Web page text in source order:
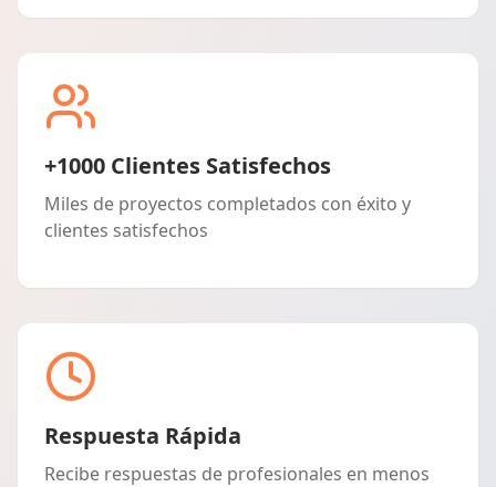
+1000 Clientes Satisfechos
Miles de proyectos completados con éxito y
clientes satisfechos
Respuesta Rápida
Recibe respuestas de profesionales en menos